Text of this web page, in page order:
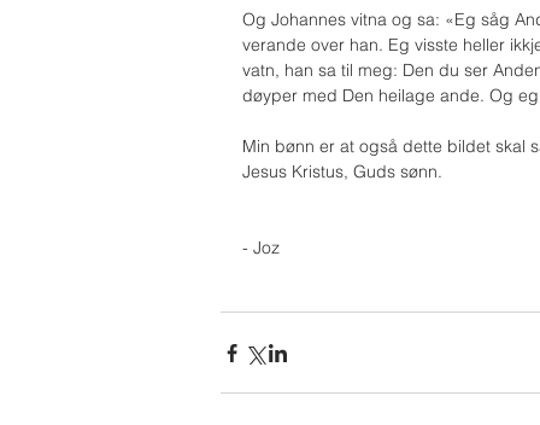
Og Johannes vitna og sa: «Eg såg
verande over han. Eg visste heller
vatn, han sa til meg: Den du ser
døyper med Den heilage ande. Og
Min bønn er at også dette bildet skal
Jesus Kristus, Guds sønn.
- Joz